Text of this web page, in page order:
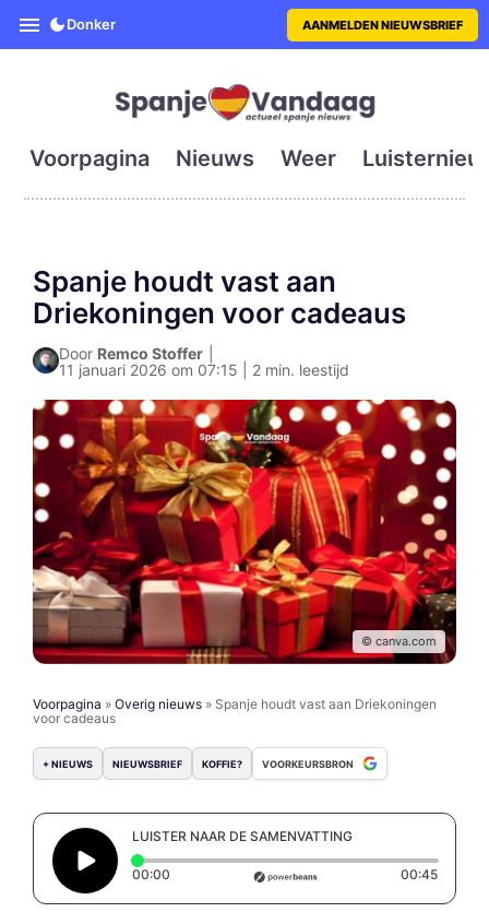
SpanjeVandaag is de eerste
Donker AANMELDEN NIEUWSBRIEF
Voorpagina Nieuws Weer
Spanje houdt vast aan
Driekoningen voor cadeaus
Door Remco Stoffer
11 januari 2026 om 07:15 | 2 min. leestijd
© canva.com
Voorpagina » Overig nieuws » Spanje houdt vast aan Driekoningen
voor cadeaus
+ NIEUWS NIEUWSBRIEF KOFFIE? VOORKEURSBRON
LUISTER NAAR DE SAMENVATTING
00:00 Elapsed time: 0 seconds 00:45